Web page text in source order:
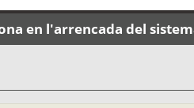
en l'arrencada del